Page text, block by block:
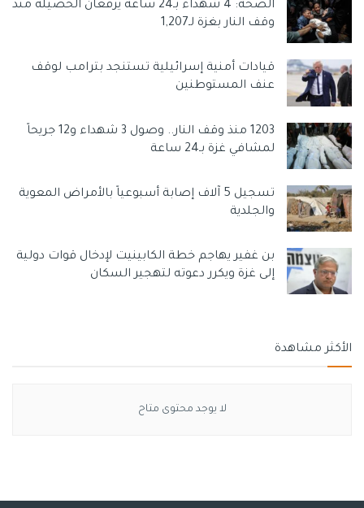
الصحة: 4 شهداء بـ24 ساعة يرفعان الحصيلة منذ
وقف النار بغزة لـ1,207
قيادات أمنية إسرائيلية تستنجد بترامب لوقف
عنف المستوطنين
1203 منذ وقف النار.. وصول 3 شهداء و12 جريحاً
لمشافي غزة بـ24 ساعة
تسجيل 5 آلاف إصابة أسبوعياً بالأمراض المعوية
والجلدية
بن غفير يهاجم خطة الكابينيت لإدخال قوات دولية
إلى غزة ويكرر دعوته لتهجير السكان
الأكثر مشاهدة
لا يوجد محتوى متاح